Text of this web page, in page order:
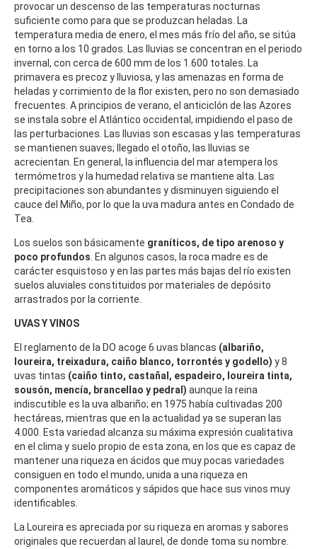
provocar un descenso de las temperaturas nocturnas
suficiente como para que se produzcan heladas. La
temperatura media de enero, el mes más frío del año, se sitúa
en torno a los 10 grados. Las lluvias se concentran en el periodo
invernal, con cerca de 600 mm de los 1.600 totales. La
primavera es precoz y lluviosa, y las amenazas en forma de
heladas y corrimiento de la flor existen, pero no son demasiado
frecuentes. A principios de verano, el anticiclón de las Azores
se instala sobre el Atlántico occidental, impidiendo el paso de
las perturbaciones. Las lluvias son escasas y las temperaturas
se mantienen suaves; llegado el otoño, las lluvias se
acrecientan. En general, la influencia del mar atempera los
termómetros y la humedad relativa se mantiene alta. Las
precipitaciones son abundantes y disminuyen siguiendo el
cauce del Miño, por lo que la uva madura antes en Condado de
Tea.
Los suelos son básicamente graníticos, de tipo arenoso y
poco profundos. En algunos casos, la roca madre es de
carácter esquistoso y en las partes más bajas del río existen
suelos aluviales constituidos por materiales de depósito
arrastrados por la corriente.
UVAS Y VINOS
El reglamento de la DO acoge 6 uvas blancas (albariño,
loureira, treixadura, caiño blanco, torrontés y godello) y 8
uvas tintas (caiño tinto, castañal, espadeiro, loureira tinta,
sousón, mencía, brancellao y pedral) aunque la reina
indiscutible es la uva albariño; en 1975 había cultivadas 200
hectáreas, mientras que en la actualidad ya se superan las
4.000. Esta variedad alcanza su máxima expresión cualitativa
en el clima y suelo propio de esta zona, en los que es capaz de
mantener una riqueza en ácidos que muy pocas variedades
consiguen en todo el mundo, unida a una riqueza en
componentes aromáticos y sápidos que hace sus vinos muy
identificables.
La Loureira es apreciada por su riqueza en aromas y sabores
originales que recuerdan al laurel, de donde toma su nombre.